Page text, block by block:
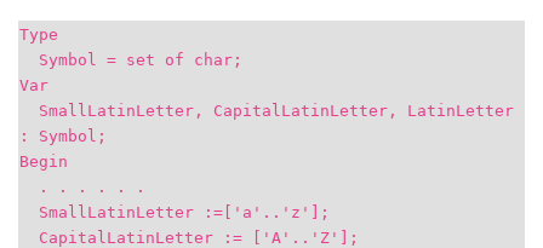
Type
Symbol = set of char;
Var
SmallLatinLetter, CapitalLatinLetter, LatinLetter
: Symbol;
Begin
. . . . . .
SmallLatinLetter :=['a'..'z'];
CapitalLatinLetter := ['A'..'Z'];